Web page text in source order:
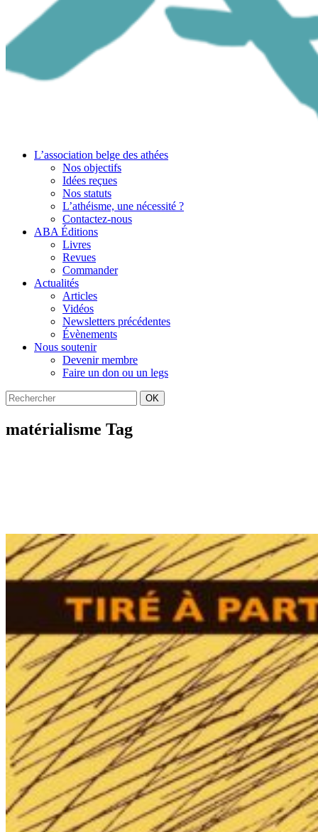
L’association belge des athées
Nos objectifs
Idées reçues
Nos statuts
L’athéisme, une nécessité ?
Contactez-nous
ABA Éditions
Livres
Revues
Commander
Actualités
Articles
Vidéos
Newsletters précédentes
Évènements
Nous soutenir
Devenir membre
Faire un don ou un legs
OK
matérialisme Tag